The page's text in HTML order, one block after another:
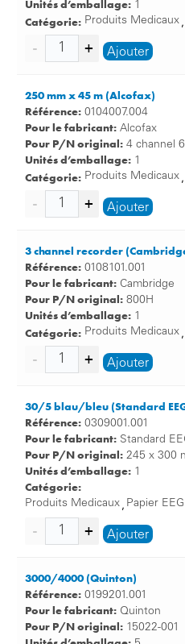
Unités d’emballage: 1
Catégorie: Produits Medicaux ,
Ajouter
250 mm x 45 m (Alcofax)
Référence: 0104007.004
Pour le fabricant: Alcofax
Pour P/N original: 4 channel
Unités d’emballage: 1
Catégorie: Produits Medicaux ,
Ajouter
3 channel recorder
Référence: 0108101.001
Pour le fabricant: Cambridge
Pour P/N original: 800H
Unités d’emballage: 1
Catégorie: Produits Medicaux ,
Ajouter
30/5 blau/bleu (Standard
Référence: 0309001.001
Pour le fabricant: Standard
Pour P/N original: 245 x 300
Unités d’emballage: 1
Catégorie:
Produits Medicaux , Papier EEG
Ajouter
3000/4000 (Quinton)
Référence: 0199201.001
Pour le fabricant: Quinton
Pour P/N original: 15022-001